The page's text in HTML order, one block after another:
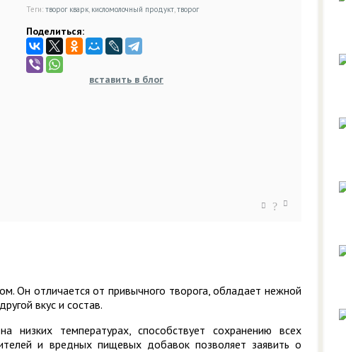
?
Теги: творог кварк, кисломолочный продукт,творог
Поделиться:
вставить в блог
Он отличается от привычного творога, обладает нежной
вкус и состав.
низких температурах, способствует сохранению всех
и вредных пищевых добавок позволяет заявить о